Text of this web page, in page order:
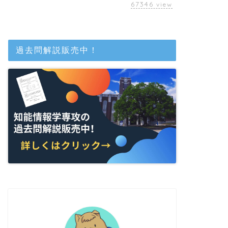
67346 view
過去問解説販売中！